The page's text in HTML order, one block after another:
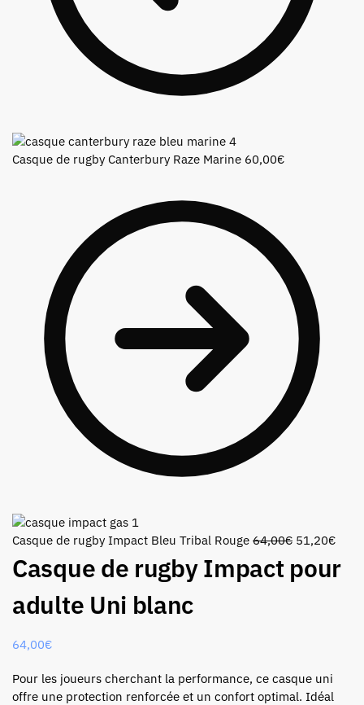
Casque de rugby Canterbury Raze Marine 60,00€
Casque de rugby Impact Bleu Tribal Rouge 64,00€ 51,20€
Casque de rugby Impact pour
adulte Uni blanc
64,00€
Pour les joueurs cherchant la performance, ce casque uni
offre une protection renforcée et un confort optimal. Idéal